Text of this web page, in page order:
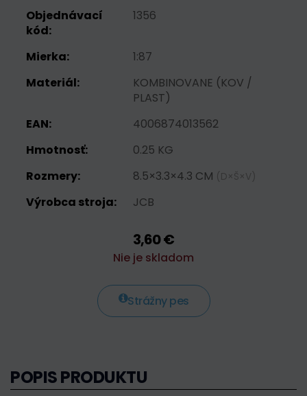
Objednávací
kód:
1356
Mierka:
1:87
Materiál:
KOMBINOVANE (KOV /
PLAST)
EAN:
4006874013562
Hmotnosť:
0.25 KG
Rozmery:
8.5×3.3×4.3 CM (D×Š×V)
Výrobca stroja: JCB
3,60 €
Nie je skladom
Strážny pes
POPIS PRODUKTU